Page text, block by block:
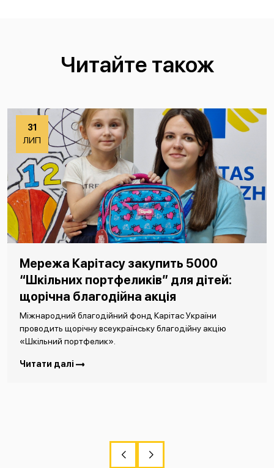
Читайте також
31
ЛИП
Мережа Карітасу закупить 5000
“Шкільних портфеликів” для дітей:
щорічна благодійна акція
Міжнародний благодійний фонд Карітас України
проводить щорічну всеукраїнську благодійну акцію
«Шкільний портфелик».
Читати далі